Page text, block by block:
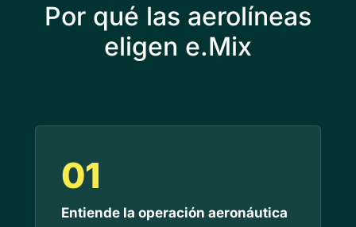
Por qué las aerolíneas
eligen e.Mix
01
Entiende la operación aeronáutica